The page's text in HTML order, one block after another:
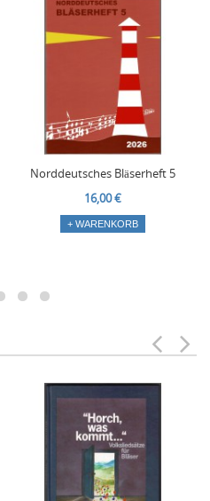
Norddeutsches Bläserheft 5
16,00 €
+ WARENKORB